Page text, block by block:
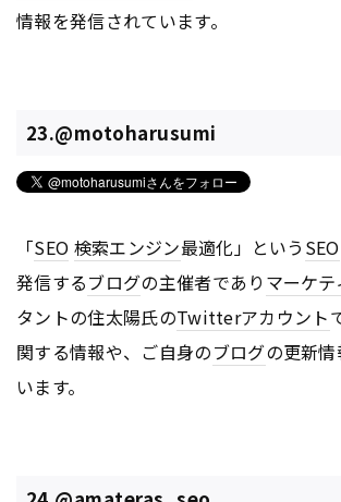
情報を発信されています。
23.@motoharusumi
「SEO 検索エンジン最適化」という SEO
発信するブログの主催者であり マーケ
タントの住太陽氏のTwitterアカウント
関する情報や、ご自身のブログの更新
います。